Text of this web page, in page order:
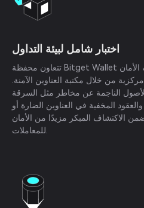
اختبار شامل لبيئة التداول
تتعاون محفظة Bitget Wallet مع منصة خدمات الأمان +Go لتحديد
من خلال مكتبة العناوين الآمنة.
الناجمة عن مخاطر مثل السرقة
والعقود المخفية في العناوين الضارة أو
الاكتشاف المبكر مزيدًا من الأمان